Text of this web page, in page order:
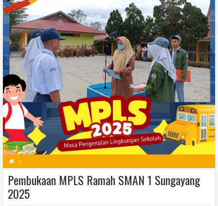
Pembukaan MPLS Ramah SMAN 1 Sungayang
2025